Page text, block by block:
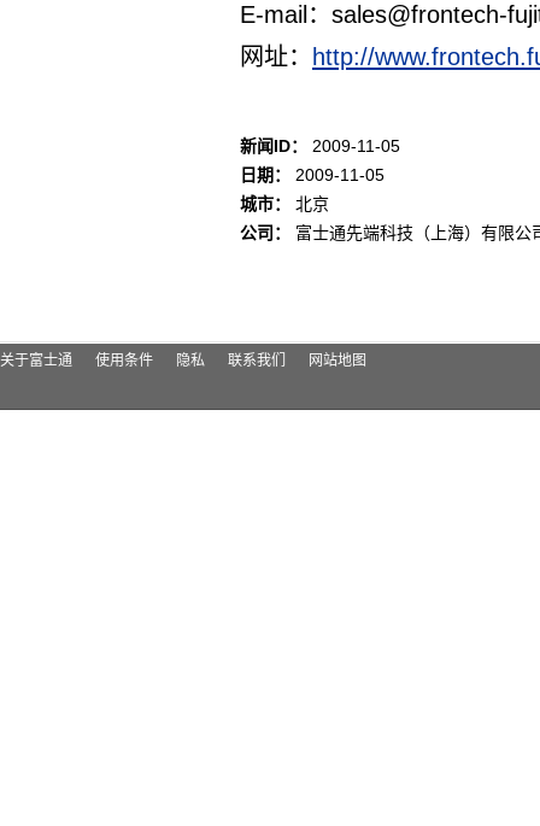
E-mail：sales@frontech-
网址：
http://
新闻ID：
2009-11-05
日期：
2009-11-05
城市：
北京
公司：
富士通先端科技（上海）有限公
关于富士通 使用条件 隐私 联系我们 网站地图